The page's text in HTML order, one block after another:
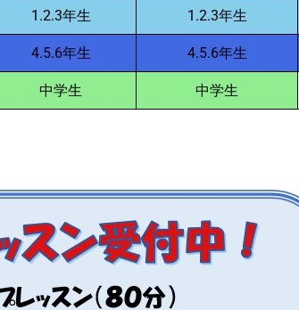
1.2.3年生 1.2.3年生
4.5.6年生 4.5.6年生
中学生 中学生